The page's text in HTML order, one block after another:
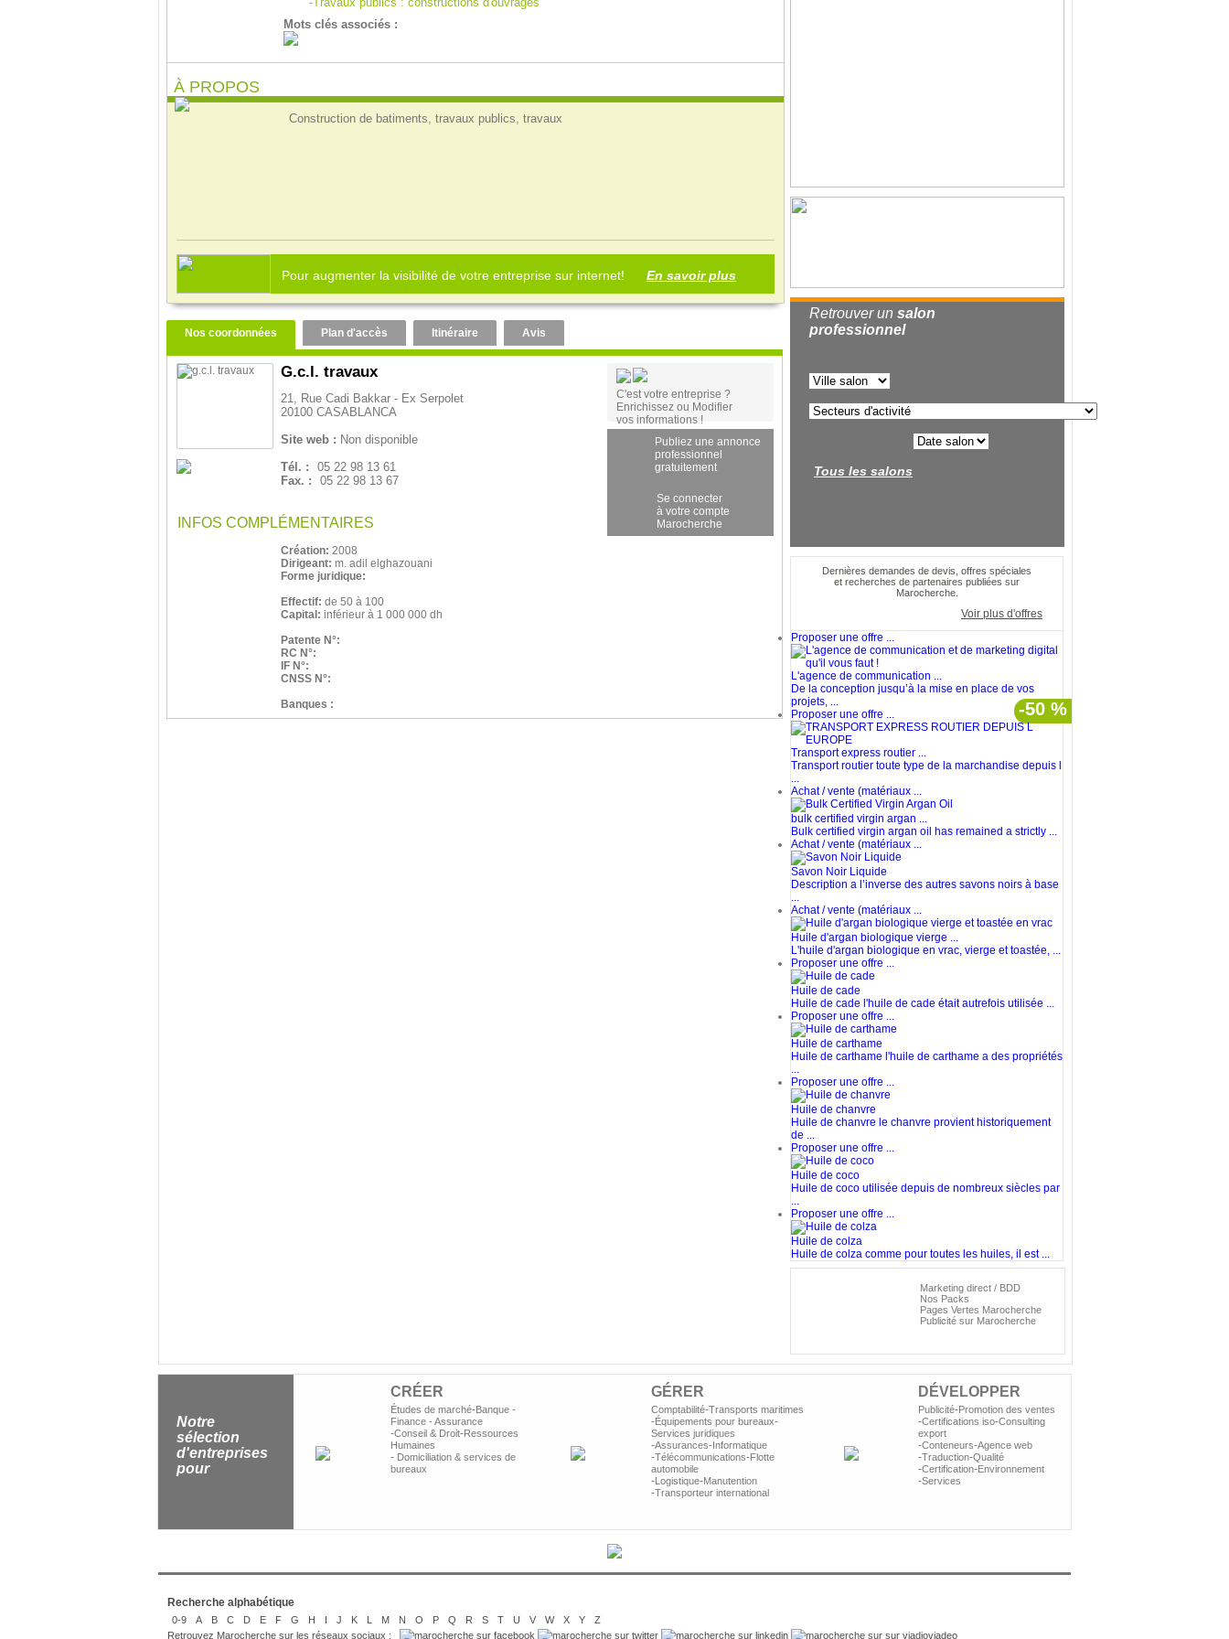
Mots clés associés :
À PROPOS
Construction de batiments, travaux publics, travaux
Pour augmenter la visibilité de votre entreprise sur internet! En savoir plus
Nos coordonnées Plan d'accès Itinéraire Avis
G.c.l. travaux
21, Rue Cadi Bakkar - Ex Serpolet
20100 CASABLANCA
Site web : Non disponible
Tél. :
05 22 98 13 61
Fax. :
05 22 98 13 67
INFOS COMPLÉMENTAIRES
Création: 2008
Dirigeant: m. adil elghazouani
Forme juridique:
Effectif: de 50 à 100
Capital: inférieur à 1 000 000 dh
Patente N°:
RC N°:
IF N°:
CNSS N°:
Banques :
C'est votre entreprise ?
Enrichissez ou Modifier
vos informations !
Publiez une annonce
professionnel
gratuitement
Se connecter
à votre compte
Marocherche
Retrouver un salon
professionnel
Tous les salons
Dernières demandes de devis, offres spéciales
et recherches de partenaires publiées sur
Marocherche.
Voir plus d'offres
Proposer une offre ...
L'agence de communication ...
De la conception jusqu’à la mise en place de vos
projets, ...
-50 %
Proposer une offre ...
Transport express routier ...
Transport routier toute type de la marchandise depuis l
...
Achat / vente (matériaux ...
bulk certified virgin argan ...
Bulk certified virgin argan oil has remained a strictly ...
Achat / vente (matériaux ...
Savon Noir Liquide
Description a l’inverse des autres savons noirs à base
...
Achat / vente (matériaux ...
Huile d'argan biologique vierge ...
L'huile d'argan biologique en vrac, vierge et toastée, ...
Proposer une offre ...
Huile de cade
Huile de cade l'huile de cade était autrefois utilisée ...
Proposer une offre ...
Huile de carthame
Huile de carthame l'huile de carthame a des propriétés
...
Proposer une offre ...
Huile de chanvre
Huile de chanvre le chanvre provient historiquement
de ...
Proposer une offre ...
Huile de coco
Huile de coco utilisée depuis de nombreux siècles par
...
Proposer une offre ...
Huile de colza
Huile de colza comme pour toutes les huiles, il est ...
Marketing direct / BDD
Nos Packs
Pages Vertes Marocherche
Publicité sur Marocherche
Notre
sélection
d'entreprises
pour
CRÉER
Études de marché-Banque -
Finance - Assurance
-Conseil & Droit-Ressources
Humaines
- Domiciliation & services de
bureaux
GÉRER
Comptabilité-Transports maritimes
-Équipements pour bureaux-
Services juridiques
-Assurances-Informatique
-Télécommunications-Flotte
automobile
-Logistique-Manutention
-Transporteur international
DÉVELOPPER
Publicité-Promotion des ventes
-Certifications iso-Consulting
export
-Conteneurs-Agence web
-Traduction-Qualité
-Certification-Environnement
-Services
Recherche alphabétique
0-9 A B C D E F G H I J K L M N O P Q R S T U V W X Y
Z
Retrouvez Marocherche sur les réseaux sociaux :